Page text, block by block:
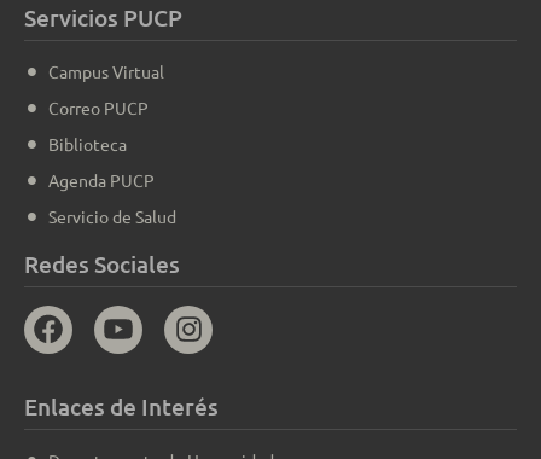
Servicios PUCP
Campus Virtual
Correo PUCP
Biblioteca
Agenda PUCP
Servicio de Salud
Redes Sociales
Enlaces de Interés